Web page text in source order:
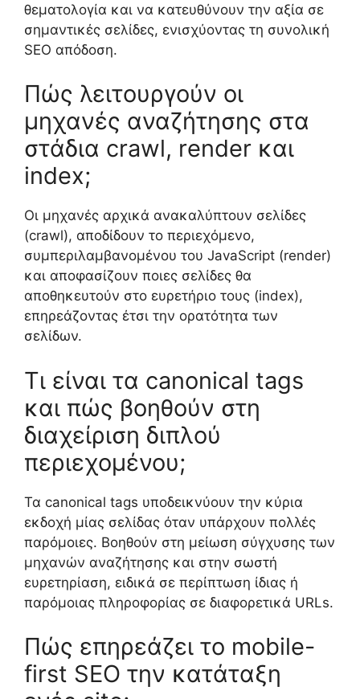
θεματολογία και να κατευθύνουν την αξία σε
σημαντικές σελίδες, ενισχύοντας τη συνολική
SEO απόδοση.
Πώς λειτουργούν οι
μηχανές αναζήτησης στα
στάδια crawl, render και
index;
Οι μηχανές αρχικά ανακαλύπτουν σελίδες
(crawl), αποδίδουν το περιεχόμενο,
συμπεριλαμβανομένου του JavaScript (render)
και αποφασίζουν ποιες σελίδες θα
αποθηκευτούν στο ευρετήριο τους (index),
επηρεάζοντας έτσι την ορατότητα των
σελίδων.
Τι είναι τα canonical tags
και πώς βοηθούν στη
διαχείριση διπλού
περιεχομένου;
Τα canonical tags υποδεικνύουν την κύρια
εκδοχή μίας σελίδας όταν υπάρχουν πολλές
παρόμοιες. Βοηθούν στη μείωση σύγχυσης των
μηχανών αναζήτησης και στην σωστή
ευρετηρίαση, ειδικά σε περίπτωση ίδιας ή
παρόμοιας πληροφορίας σε διαφορετικά URLs.
Πώς επηρεάζει το mobile-
first SEO την κατάταξη